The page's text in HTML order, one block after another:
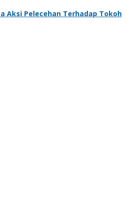
Aksi Pelecehan Terhadap Tokoh